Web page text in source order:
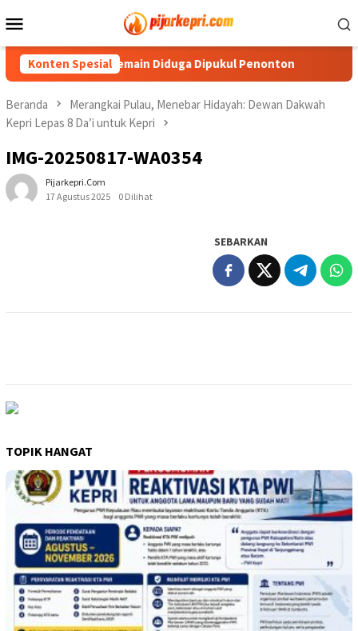
ke
Mobile
Konten Spesial
RI di Jemaja, Pemain Diduga Dipukul Penonton
Beranda
Merangkai Pulau, Menebar Hidayah: Dewan Dakwah
Kepri Lepas 8 Da’i untuk Kepri
IMG-20250817-WA0354
Pijarkepri.com
17 Agustus 2025
0 Dilihat
SEBARKAN
TOPIK HANGAT